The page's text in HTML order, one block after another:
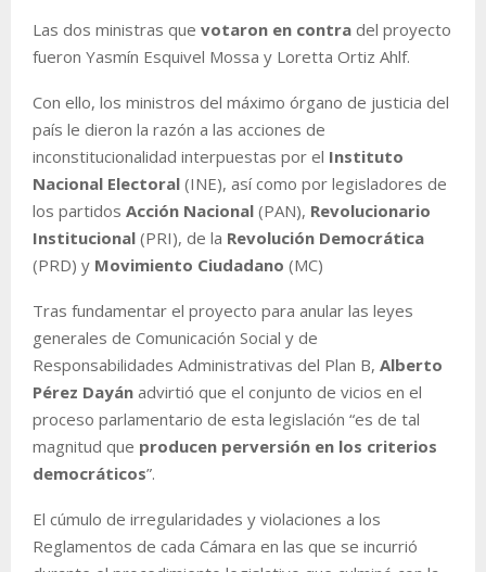
Las dos ministras que votaron en contra del proyecto
fueron Yasmín Esquivel Mossa y Loretta Ortiz Ahlf.
Con ello, los ministros del máximo órgano de justicia del
país le dieron la razón a las acciones de
inconstitucionalidad interpuestas por el Instituto
Nacional Electoral (INE), así como por legisladores de
los partidos Acción Nacional (PAN), Revolucionario
Institucional (PRI), de la Revolución Democrática
(PRD) y Movimiento Ciudadano (MC)
Tras fundamentar el proyecto para anular las leyes
generales de Comunicación Social y de
Responsabilidades Administrativas del Plan B, Alberto
Pérez Dayán advirtió que el conjunto de vicios en el
proceso parlamentario de esta legislación “es de tal
magnitud que producen perversión en los criterios
democráticos”.
El cúmulo de irregularidades y violaciones a los
Reglamentos de cada Cámara en las que se incurrió